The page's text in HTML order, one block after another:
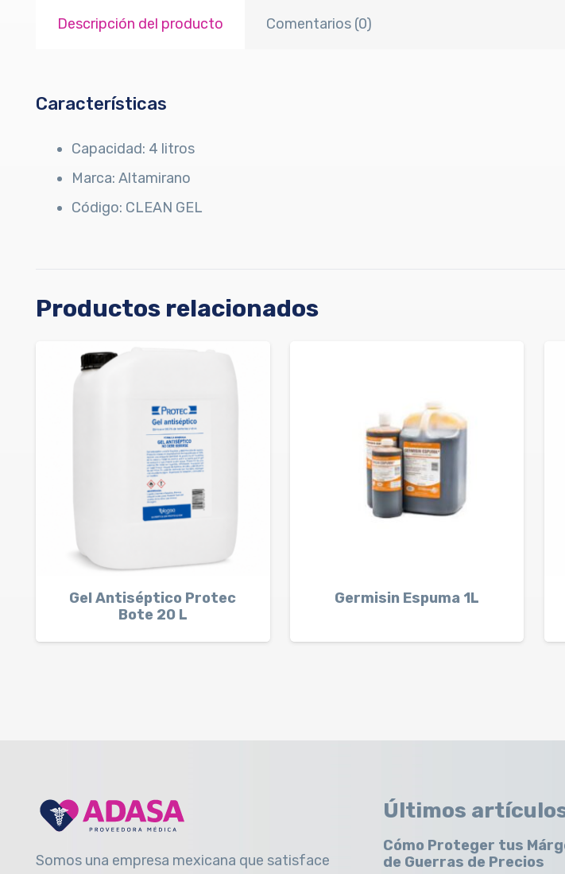
Descripción del producto Comentarios (0)
Características
Capacidad: 4 litros
Marca: Altamirano
Código: CLEAN GEL
Productos relacionados
Gel Antiséptico Protec
Bote 20 L
Germisin Espuma 1L
Somos una empresa mexicana que satisface
Últimos
Cómo Proteger tus
de Guerras de Precios